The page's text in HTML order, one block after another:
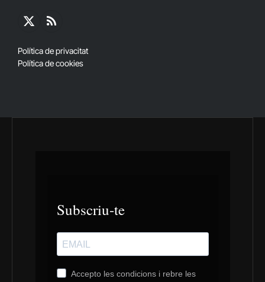
X
RSS
Política de privacitat
Política de cookies